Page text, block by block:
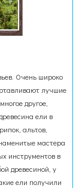
Очень широко
лучшие
другое,
ели в
альтов,
мастера
инструментов в
древесиной, у
ели получили